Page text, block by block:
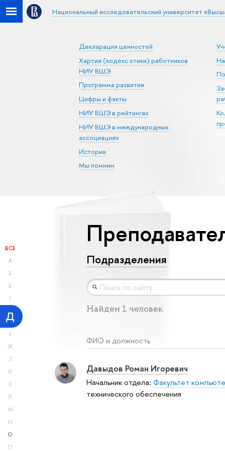
Национальный исследовательский университет
Декларация ценностей
Хартия (кодекс этики) работников
НИУ ВШЭ
Программа развития
Цифры и факты
НИУ ВШЭ в рейтингах
НИУ ВШЭ в международных
ассоциациях
История
Мы помним
ВСЕ
А
Б
В
Г
Д
Е
Ж
З
И
К
Л
М
Н
О
П
Подразделения
Найден 1 человек
ФИО и должность
Давыдов Роман Игоревич
Начальник отдела: Факультет
технического обеспечения